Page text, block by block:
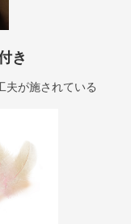
き
夫が施されている